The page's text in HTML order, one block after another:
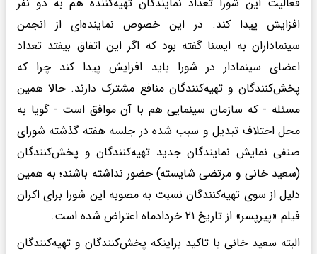
افزایش پیدا کند. در این خصوص نماینده‌ای از انجمن
سینماداران به ایسنا گفته بود که اگر این اتفاق بیفتد تعداد
اعضای سینمادار در شورا باید افزایش پیدا کند چرا که
پخش‌کنندگان و تهیه‌کنندگان منافع مشترک دارند. حالا همین
مسئله - که سازمان سینمایی هم با آن موافق است - گویا به
محل اختلاف تبدیل و سبب شده در جلسه هفته گذشته شورای
صنفی نمایش نمایندگان جدید تهیه‌کنندگان و پخش‌کنندگان
(سعید خانی و مرتضی شایسته) حضور نداشته باشند؛ به همین
دلیل از سوی تهیه‌کنندگان نسبت به مصوبه این شورا برای اکران
فیلم «پیرپسر» از تاریخ ۲۱ خردادماه اعتراض شده است.
البته سعید خانی با تاکید براینکه پخش‌کنندگان و تهیه‌کنندگان